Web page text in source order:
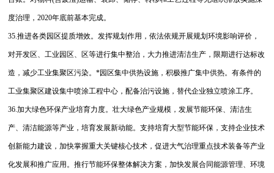
度治理，2020年底前基本完成。
35.推进各类园区提质增效。发挥规划作用，依法依规开展规划环境影响评价，
对开发区、工业园区、区等进行集中整治，大力推进清洁生产，限期进行达标改
造，减少工业集聚区污染。*园区集中供热设施，积极推广集中供热。有条件的
工业集聚区建设集中喷涂工程中心，配备治污设施，替代企业独立喷涂工序。
36.加大绿色环保产业培育力度。壮大绿色产业规模，发展节能环保、清洁生
产、清洁能源等产业，培育发展新动能。支持培育大型节能环保，支持企业技术
创新能力建设，加快掌握重大关键核心技术，促进大气治理重点技术装备等产业
化发展和推广应用。推行节能环保整体解决方案，加快发展合同能源管理、环境